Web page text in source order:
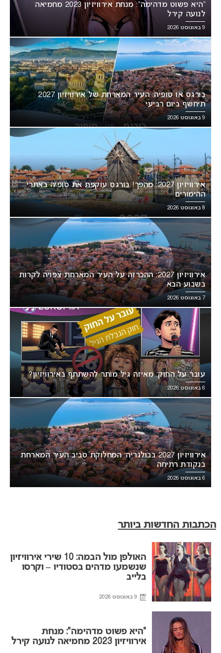
“היא פשוט מדהימה”: מנחת אירוויזיון 2023 מחמיאה
לנועה קירל
9 באוגוסט 2026
בורגס או סופיה: העיר המארחת של אירוויזיון 2027
תיחשף ביום רביעי
9 באוגוסט 2026
אירוויזיון 2027: מהפך! בורגס עוקפת את סופיה באתרי
ההימורים
8 באוגוסט 2026
אירוויזיון 2027: ההכרזה על העיר המארחת צפויה לקרות
בשבוע הבא
7 באוגוסט 2026
עובר על החוק: מאיזה גיל מותר להשתתף באירוויזיון?
6 באוגוסט 2026
אירוויזיון 2027 בבולגריה: המחלוקת סביב העיר המארחת
בנקודת רתיחה
6 באוגוסט 2026
הכתבות החדשות ביותר
האולפן מול הבמה: 10 שירי אירוויזיון
שנשמעו מדהים בסטודיו – וקרסו
בלייב
9 באוגוסט 2026
“היא פשוט מדהימה”: מנחת
אירוויזיון 2023 מחמיאה לנועה קירל